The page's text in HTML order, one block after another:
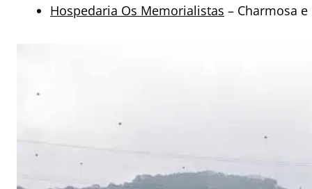
Hospedaria Os Memorialistas – Charmosa